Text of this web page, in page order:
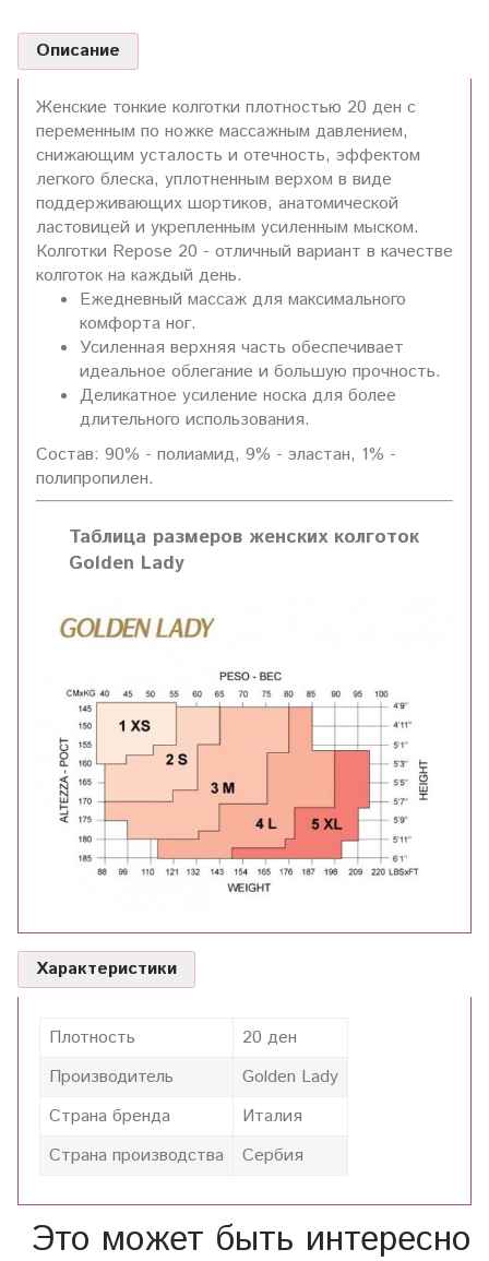
Описание
Женские тонкие колготки плотностью 20 ден с
переменным по ножке массажным давлением,
снижающим усталость и отечность, эффектом
легкого блеска, уплотненным верхом в виде
поддерживающих шортиков, анатомической
ластовицей и укрепленным усиленным мыском.
Колготки Repose 20 - отличный вариант в качестве
колготок на каждый день.
Ежедневный массаж для максимального
комфорта ног.
Усиленная верхняя часть обеспечивает
идеальное облегание и большую прочность.
Деликатное усиление носка для более
длительного использования.
Состав: 90% - полиамид, 9% - эластан, 1% -
полипропилен.
Таблица размеров женских колготок
Golden Lady
Характеристики
Плотность
20 ден
Производитель
Golden Lady
Страна бренда
Италия
Страна производства
Сербия
Это может быть интересно